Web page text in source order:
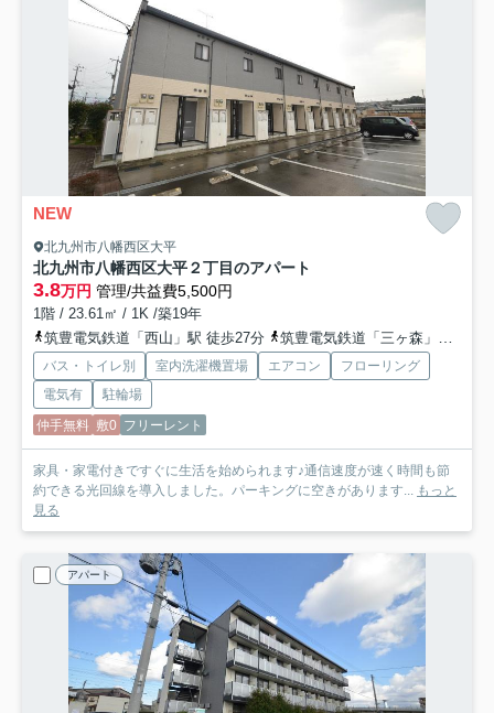
NEW
北九州市八幡西区大平
北九州市八幡西区大平２丁目のアパート
3.8万円 管理/共益費5,500円
1階 / 23.61㎡ / 1K /築19年
筑豊電気鉄道「西山」駅 徒歩27分
筑豊電気鉄道「三ヶ森」駅 徒歩24分
バス・トイレ別 室内洗濯機置場 エアコン
フローリング
電気有
駐輪場
仲手無料 敷0 フリーレント
家具・家電付きですぐに生活を始められます♪通信速度が速く時間も節
約できる光回線を導入しました。パーキングに空きがあります... もっと
見る
アパート